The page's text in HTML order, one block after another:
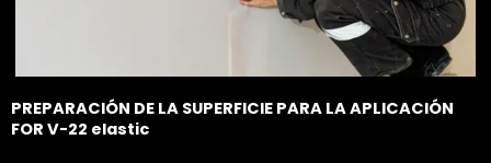
PREPARACIÓN DE LA SUPERFICIE PARA LA APLICACIÓN
FOR V-22 elastic